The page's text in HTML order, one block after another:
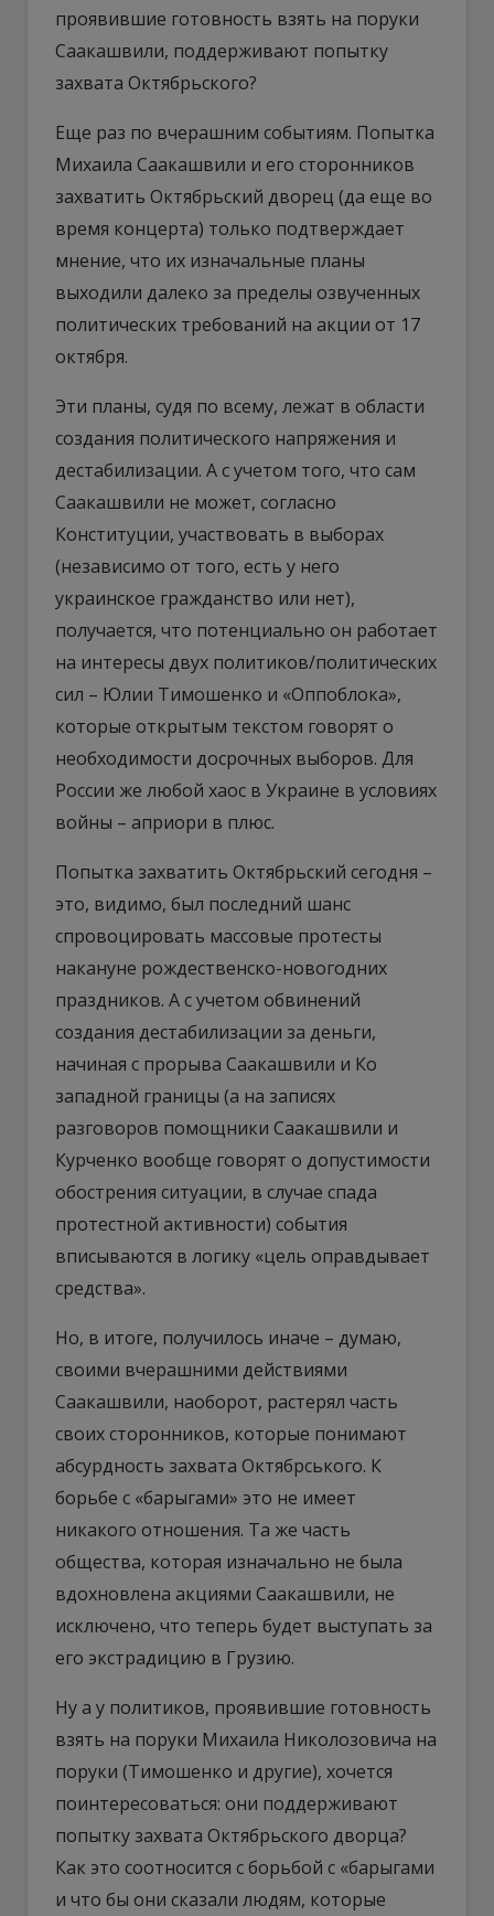
проявившие готовность взять на поруки
Саакашвили, поддерживают попытку
захвата Октябрьского?
Еще раз по вчерашним событиям. Попытка
Михаила Саакашвили и его сторонников
захватить Октябрьский дворец (да еще во
время концерта) только подтверждает
мнение, что их изначальные планы
выходили далеко за пределы озвученных
политических требований на акции от 17
октября.
Эти планы, судя по всему, лежат в области
создания политического напряжения и
дестабилизации. А с учетом того, что сам
Саакашвили не может, согласно
Конституции, участвовать в выборах
(независимо от того, есть у него
украинское гражданство или нет),
получается, что потенциально он работает
на интересы двух политиков/политических
сил – Юлии Тимошенко и «Оппоблока»,
которые открытым текстом говорят о
необходимости досрочных выборов. Для
России же любой хаос в Украине в условиях
войны – априори в плюс.
Попытка захватить Октябрьский сегодня –
это, видимо, был последний шанс
спровоцировать массовые протесты
накануне рождественско-новогодних
праздников. А с учетом обвинений
создания дестабилизации за деньги,
начиная с прорыва Саакашвили и Ко
западной границы (а на записях
разговоров помощники Саакашвили и
Курченко вообще говорят о допустимости
обострения ситуации, в случае спада
протестной активности) события
вписываются в логику «цель оправдывает
средства».
Но, в итоге, получилось иначе – думаю,
своими вчерашними действиями
Саакашвили, наоборот, растерял часть
своих сторонников, которые понимают
абсурдность захвата Октябрського. К
борьбе с «барыгами» это не имеет
никакого отношения. Та же часть
общества, которая изначально не была
вдохновлена акциями Саакашвили, не
исключено, что теперь будет выступать за
его экстрадицию в Грузию.
Ну а у политиков, проявившие готовность
взять на поруки Михаила Николозовича на
поруки (Тимошенко и другие), хочется
поинтересоваться: они поддерживают
попытку захвата Октябрьского дворца?
Как это соотносится с борьбой с «барыгами
и что бы они сказали людям, которые